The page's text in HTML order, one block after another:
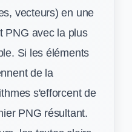
vecteurs) en une
PNG avec la plus
Si les éléments
de la
s'efforcent de
PNG résultant.